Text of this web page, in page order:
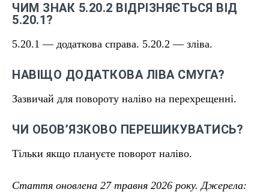
ЧИМ ЗНАК 5.20.2 ВІДРІЗНЯЄТЬСЯ ВІД
5.20.1?
5.20.1 — додаткова справа. 5.20.2 — зліва.
НАВІЩО ДОДАТКОВА ЛІВА СМУГА?
Зазвичай для повороту наліво на перехрещенні.
ЧИ ОБОВ’ЯЗКОВО ПЕРЕШИКУВАТИСЬ?
Тільки якщо плануєте поворот наліво.
Стаття оновлена 27 травня 2026 року. Джерела: